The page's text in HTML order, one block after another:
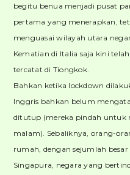
begitu benua menjadi pusat
pertama yang menerapkan,
menguasai wilayah utara
Kematian di Italia saja kini
tercatat di Tiongkok.
Bahkan ketika lockdown
Inggris bahkan belum
ditutup (mereka pindah untuk
malam). Sebaliknya, orang-
rumah, dengan sejumlah
Singapura, negara yang